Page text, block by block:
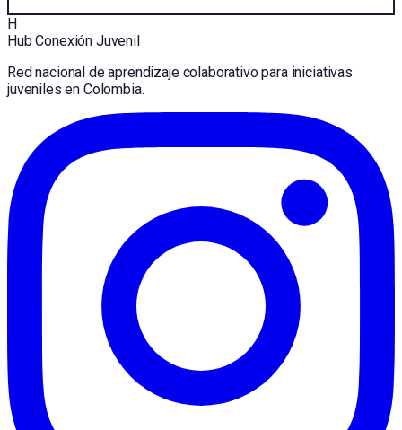
H
Hub Conexión Juvenil
Red nacional de aprendizaje colaborativo para iniciativas
juveniles en Colombia.